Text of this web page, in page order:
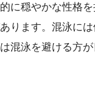
に穏やかな性格
ります。混泳に
混泳を避ける方